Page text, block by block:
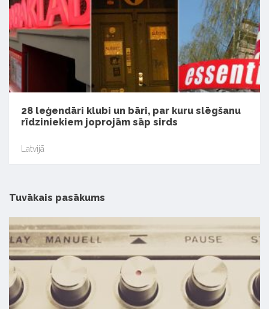
28 leģendāri klubi un bāri, par kuru slēgšanu
rīdziniekiem joprojām sāp sirds
Latvijā
Tuvākais pasākums